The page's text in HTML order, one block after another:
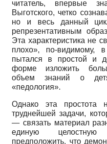
читатель, впервые
Выготского, четко
но и весь данный
репрезентативным
Эта характеристика не
плохо», по-видимому,
пытался в простой и
форме изложить
объем знаний о
«педология».
Однако эта простота
труднейшей задачи,
— связать материал
единую целостную
предположить, что